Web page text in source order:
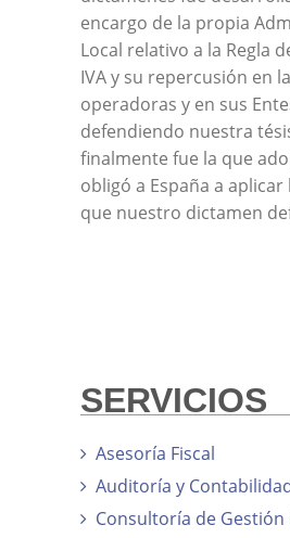
encargo de la propia
Local relativo a la Regla
IVA y su repercusión en
operadoras y en sus
defendiendo nuestra
finalmente fue la que
obligó a España a
que nuestro dictamen
SERVICIOS
Asesoría Fiscal
Auditoría y
Consultoría de Gestión